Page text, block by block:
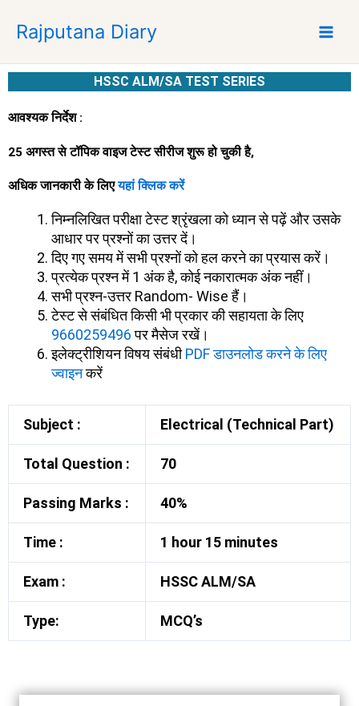
p
Rajputana Diary
HSSC ALM/SA TEST SERIES
आवश्यक निर्देश :
25 अगस्त से टॉपिक वाइज टेस्ट सीरीज शुरू हो चुकी है,
अधिक जानकारी के लिएयहां क्लिक करें
निम्नलिखित परीक्षा टेस्ट श्रृंखला को ध्यान से पढ़ें और उसके
आधार पर प्रश्नों का उत्तर दें।
दिए गए समय में सभी प्रश्नों को हल करने का प्रयास करें।
प्रत्येक प्रश्न में 1 अंक है, कोई नकारात्मक अंक नहीं।
सभी प्रश्न-उत्तर Random- Wise हैं।
टेस्ट से संबंधित किसी भी प्रकार की सहायता के लिए
9660259496पर मैसेज रखें।
इलेक्ट्रीशियन विषय संबंधीPDF डाउनलोड करने के लिए
ज्वाइनकरें
Subject : Electrical (Technical Part)
Total Question : 70
Passing Marks : 40%
Time : 1 hour 15 minutes
Exam : HSSC ALM/SA
Type: MCQ’s